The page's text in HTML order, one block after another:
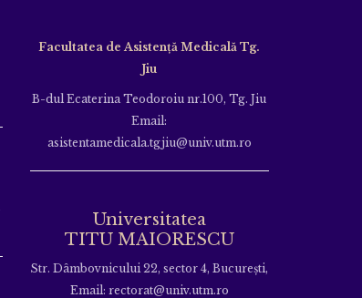
Facultatea de Asistență Medicală Tg.
Jiu
B-dul Ecaterina Teodoroiu nr.100, Tg. Jiu
Email:
asistentamedicala.tgjiu@univ.utm.ro
Universitatea
TITU MAIORESCU
Str. Dâmbovnicului 22, sector 4, București,
Email: rectorat@univ.utm.ro